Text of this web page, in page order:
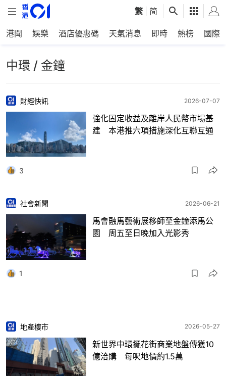
繁 简
港聞 娛樂 酒店優惠碼 天氣消息 即時 熱榜 國際
中環 / 金鐘
財經快訊 2026-07-07
強化固定收益及離岸人民幣市場基
建 本港推六項措施深化互聯互通
3
社會新聞 2026-06-21
馬會融馬藝術展移師至金鐘添馬公
園 周五至日晚加入光影秀
1
地產樓市 2026-05-27
新世界中環擺花街商業地盤傳獲10
億洽購 每呎地價約1.5萬